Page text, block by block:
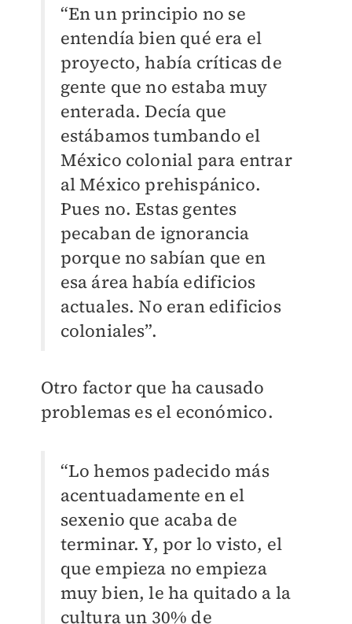
“En un principio no se
entendía bien qué era el
proyecto, había críticas de
gente que no estaba muy
enterada. Decía que
estábamos tumbando el
México colonial para entrar
al México prehispánico.
Pues no. Estas gentes
pecaban de ignorancia
porque no sabían que en
esa área había edificios
actuales. No eran edificios
coloniales”.
Otro factor que ha causado
problemas es el económico.
“Lo hemos padecido más
acentuadamente en el
sexenio que acaba de
terminar. Y, por lo visto, el
que empieza no empieza
muy bien, le ha quitado a la
cultura un 30% de